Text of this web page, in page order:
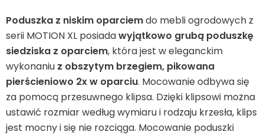
Leżaki
Akcesoria
Parasole
Produkty gastronomiczne
Poduszka z niskim oparciemdo mebli ogrodowych z
serii MOTION XL posiadawyjątkowo grubą poduszkę
siedziska z oparciem, która jest w eleganckim
wykonaniu z obszytym brzegiem, pikowana
pierścieniowo 2x w oparciu. Mocowanie odbywa się
za pomocą przesuwnego klipsa. Dzięki klipsowi można
ustawić rozmiar według wymiaru i rodzaju krzesła, klips
jest mocny i się nie rozciąga. Mocowanie poduszki